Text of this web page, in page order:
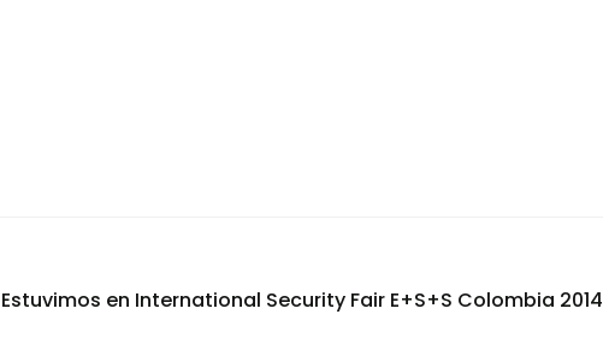
Estuvimos en International Security Fair E+S+S Colombia 2014